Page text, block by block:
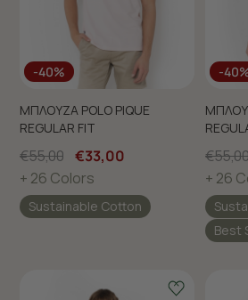
-40%
ΜΠΛΟΥΖΑ POLO PIQUE
REGULAR FIT
€55,00 €33,00
+ 26 Colors
Sustainable Cotton
-
€55,00
+ 26
Best